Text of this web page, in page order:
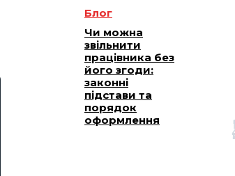
Блог
Чи можна
звільнити
працівника без
його згоди:
законні
підстави та
порядок
оформлення